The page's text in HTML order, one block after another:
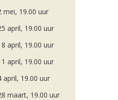
mei, 19.00 uur
april, 19.00 uur
april, 19.00 uur
april, 19.00 uur
april, 19.00 uur
maart, 19.00 uur